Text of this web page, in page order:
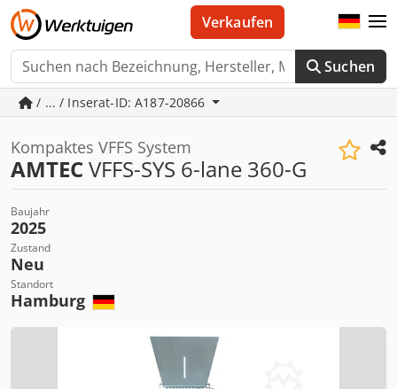
Suchen
Verkaufen
/ ... / Inserat-ID: A187-20866
Kompaktes VFFS System
AMTECVFFS-SYS 6-lane 360-G
Baujahr
2025
Zustand
Neu
Standort
Hamburg